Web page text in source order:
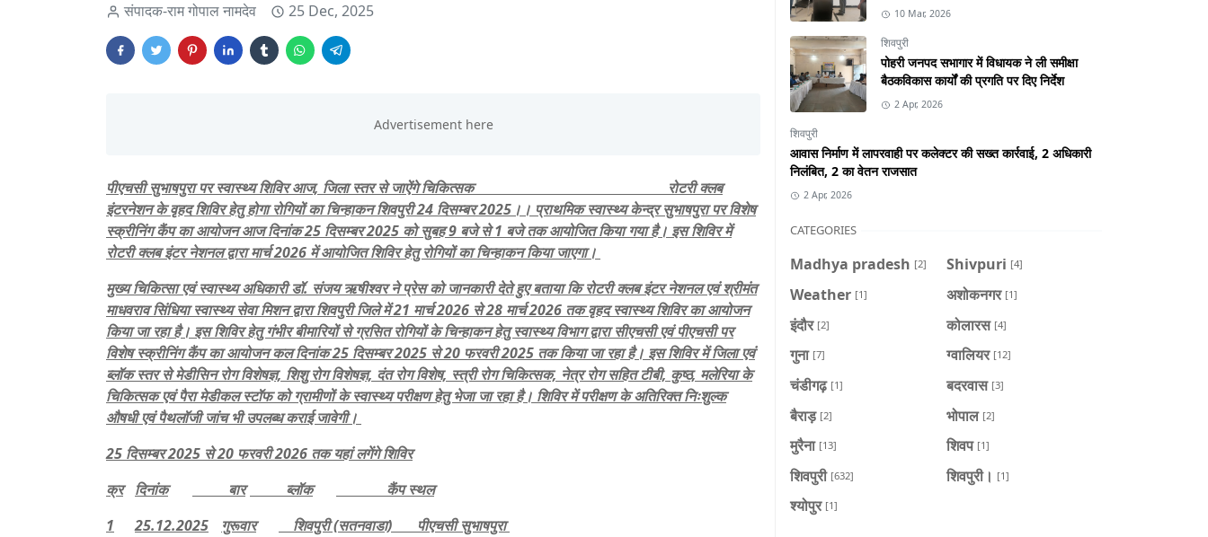
संपादक-राम गोपाल नामदेव 25 Dec, 2025
पीएचसी सुभाषपुरा पर स्वास्थ्य शिविर आज, जिला स्तर से जाऐंगे चिकित्सक रोटरी क्लब
इंटरनेशन के वृहद शिविर हेतु होगा रोगियों का चिन्हाकन शिवपुरी 24 दिसम्बर 2025।। प्राथमिक स्वास्थ्य केन्द्र सुभाषपुरा पर विशेष
स्क्रीनिंग कैंप का आयोजन आज दिनांक 25 दिसम्बर 2025 को सुबह 9 बजे से 1 बजे तक आयोजित किया गया है। इस शिविर में
रोटरी क्लब इंटर नेशनल द्वारा मार्च 2026 में आयोजित शिविर हेतु रोगियों का चिन्हाकन किया जाएगा।
मुख्य चिकित्सा एवं स्वास्थ्य अधिकारी डॉ. संजय ऋषीश्वर ने प्रेस को जानकारी देते हुए बताया कि रोटरी क्लब इंटर नेशनल एवं श्रीमंत
माधवराव सिंधिया स्वास्थ्य सेवा मिशन द्वारा शिवपुरी जिले में 21 मार्च 2026 से 28 मार्च 2026 तक वृहद स्वास्थ्य शिविर का आयोजन
किया जा रहा है। इस शिविर हेतु गंभीर बीमारियों से ग्रसित रोगियों के चिन्हाकन हेतु स्वास्थ्य विभाग द्वारा सीएचसी एवं पीएचसी पर
विशेष स्क्रीनिंग कैंप का आयोजन कल दिनांक 25 दिसम्बर 2025 से 20 फरवरी 2025 तक किया जा रहा है। इस शिविर में जिला एवं
ब्लॉक स्तर से मेडीसिन रोग विशेषज्ञ, शिशु रोग विशेषज्ञ, दंत रोग विशेष, स्त्री रोग चिकित्सक, नेत्र रोग सहित टीबी, कुष्ठ, मलेरिया के
चिकित्सक एवं पैरा मेडीकल स्टॉफ को ग्रामीणों के स्वास्थ्य परीक्षण हेतु भेजा जा रहा है। शिविर में परीक्षण के अतिरिक्त निःशुल्क
औषधी एवं पैथलॉजी जांच भी उपलब्ध कराई जावेगी।
25 दिसम्बर 2025 से 20 फरवरी 2026 तक यहां लगेंगे शिविर
क्र
दिनांक बार ब्लॉक
कैंप स्थल
1
25.12.2025 गुरूवार
शिवपुरी (सतनवाडा) पीएचसी सुभाषपुरा
10 Mar, 2026
शिवपुरी
पोहरी जनपद सभागार में विधायक ने ली समीक्षा
बैठकविकास कार्यों की प्रगति पर दिए निर्देश
2 Apr, 2026
शिवपुरी
आवास निर्माण में लापरवाही पर कलेक्टर की सख्त कार्रवाई, 2 अधिकारी
निलंबित, 2 का वेतन राजसात
2 Apr, 2026
CATEGORIES
Madhya pradesh [2] Shivpuri [4]
Weather [1] अशोकनगर [1]
इंदौर [2] कोलारस [4]
गुना [7] ग्वालियर [12]
चंडीगढ़ [1] बदरवास [3]
बैराड़ [2] भोपाल [2]
मुरैना [13] शिवप [1]
शिवपुरी [632] शिवपुरी। [1]
श्योपुर [1]